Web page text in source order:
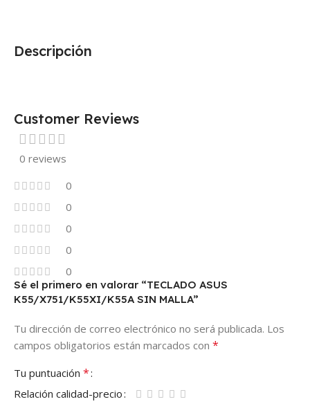
Descripción
Customer Reviews
0 reviews
0
0
0
0
0
Sé el primero en valorar “TECLADO ASUS
K55/X751/K55XI/K55A SIN MALLA”
Tu dirección de correo electrónico no será publicada. Los
campos obligatorios están marcados con *
Tu puntuación *
Relación calidad-precio